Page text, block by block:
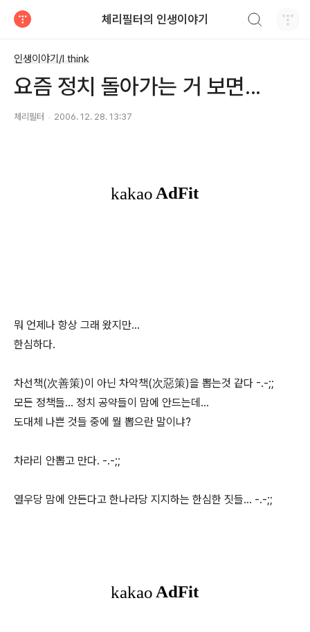
체리필터의 인생이야기
인생이야기/I think
요즘 정치 돌아가는 거 보면...
체리필터 2006. 12. 28. 13:37
뭐 언제나 항상 그래 왔지만...
한심하다.
차선책(次善策)이 아닌 차악책(次惡策)을 뽑는것 같다 -.-;;
모든 정책들... 정치 공약들이 맘에 안드는데...
도대체 나쁜 것들 중에 뭘 뽑으란 말이냐?
차라리 안뽑고 만다. -.-;;
열우당 맘에 안든다고 한나라당 지지하는 한심한 짓들... -.-;;